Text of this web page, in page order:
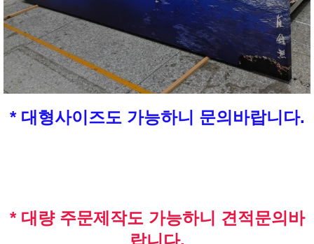
* 대형사이즈도 가능하니 문의바랍니다.
* 대량 주문제작도 가능하니 견적문의바
랍니다.